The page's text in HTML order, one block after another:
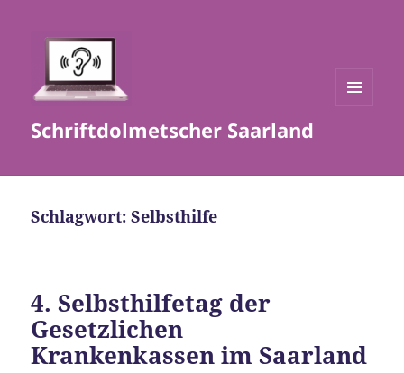
Schriftdolmetscher Saarland
Schlagwort:Selbsthilfe
4. Selbsthilfetag der
Gesetzlichen
Krankenkassen im Saarland